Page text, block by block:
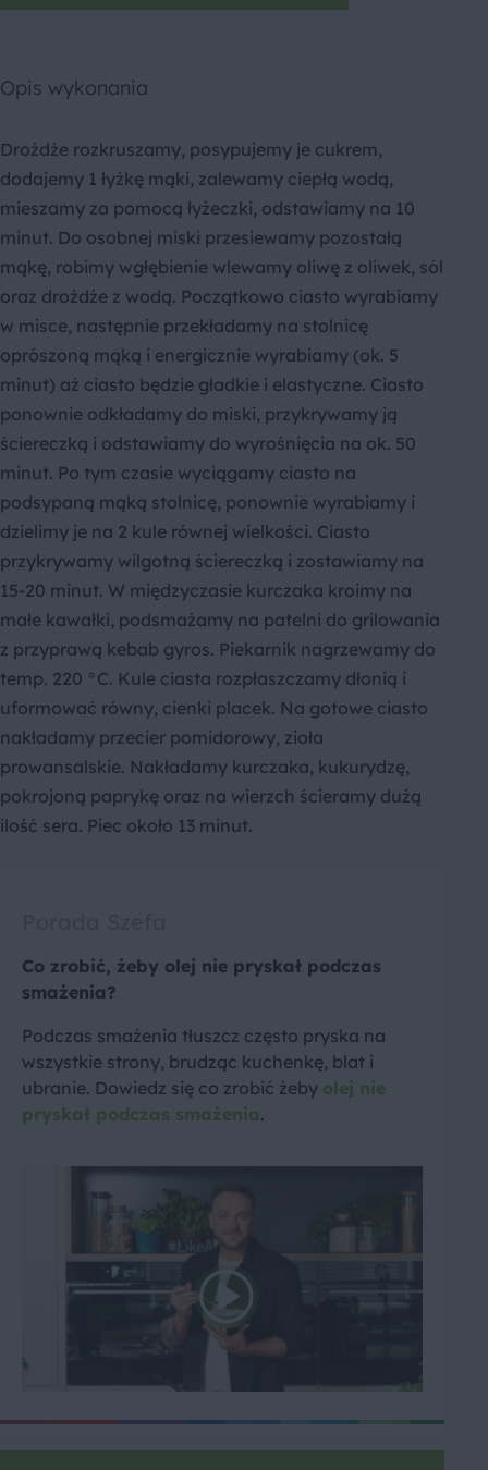
Opis wykonania
Drożdże rozkruszamy, posypujemy je cukrem,
dodajemy 1 łyżkę mąki, zalewamy ciepłą wodą,
mieszamy za pomocą łyżeczki, odstawiamy na 10
minut. Do osobnej miski przesiewamy pozostałą
mąkę, robimy wgłębienie wlewamy oliwę z oliwek, sól
oraz drożdże z wodą. Początkowo ciasto wyrabiamy
w misce, następnie przekładamy na stolnicę
oprószoną mąką i energicznie wyrabiamy (ok. 5
minut) aż ciasto będzie gładkie i elastyczne. Ciasto
ponownie odkładamy do miski, przykrywamy ją
ściereczką i odstawiamy do wyrośnięcia na ok. 50
minut. Po tym czasie wyciągamy ciasto na
podsypaną mąką stolnicę, ponownie wyrabiamy i
dzielimy je na 2 kule równej wielkości. Ciasto
przykrywamy wilgotną ściereczką i zostawiamy na
15-20 minut. W międzyczasie kurczaka kroimy na
małe kawałki, podsmażamy na patelni do grilowania
z przyprawą kebab gyros. Piekarnik nagrzewamy do
temp. 220 °C. Kule ciasta rozpłaszczamy dłonią i
uformować równy, cienki placek. Na gotowe ciasto
nakładamy przecier pomidorowy, zioła
prowansalskie. Nakładamy kurczaka, kukurydzę,
pokrojoną paprykę oraz na wierzch ścieramy dużą
ilość sera. Piec około 13 minut.
Co zrobić, żeby olej nie pryskał podczas
smażenia?
Podczas smażenia tłuszcz często pryska na
wszystkie strony, brudząc kuchenkę, blat i
ubranie. Dowiedz się co zrobić żeby olej nie
pryskał podczas smażenia.